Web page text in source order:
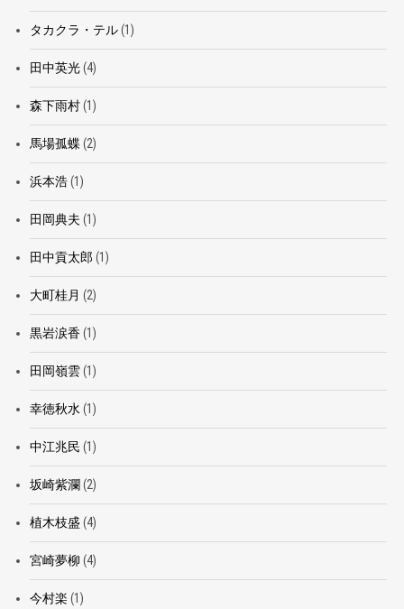
タカクラ・テル(1)
田中英光(4)
森下雨村(1)
馬場孤蝶 (2)
浜本浩(1)
田岡典夫 (1)
田中貢太郎 (1)
大町桂月 (2)
黒岩涙香(1)
田岡嶺雲(1)
幸徳秋水 (1)
中江兆民 (1)
坂崎紫瀾 (2)
植木枝盛 (4)
宮崎夢柳 (4)
今村楽 (1)